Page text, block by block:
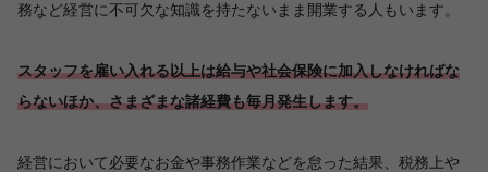
務など経営に不可欠な知識を持たないまま開業する人もいます。
スタッフを雇い入れる以上は給与や社会保険に加入しなければな
らないほか、さまざまな諸経費も毎月発生します。
経営において必要なお金や事務作業などを怠った結果、税務上や